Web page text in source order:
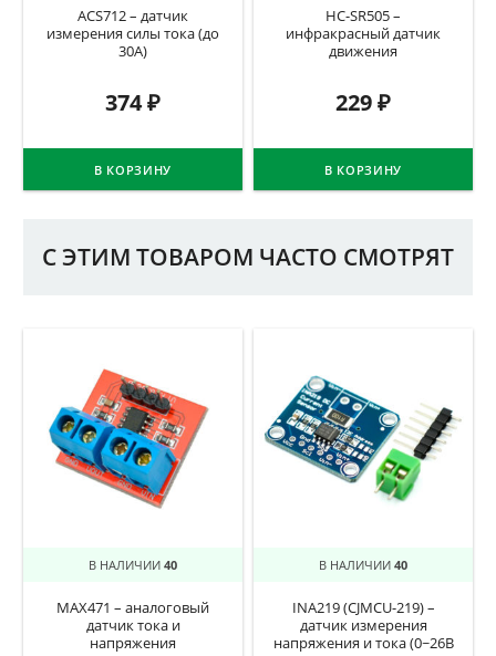
ACS712 – датчик
измерения силы тока (до
30A)
374₽
В КОРЗИНУ
HC-SR505 –
инфракрасный датчик
движения
229₽
В КОРЗИНУ
С ЭТИМ ТОВАРОМ ЧАСТО СМОТРЯТ
В НАЛИЧИИ 40
MAX471 – аналоговый
датчик тока и
напряжения
В НАЛИЧИИ 40
INA219 (CJMCU-219) –
датчик измерения
напряжения и тока (0~26В